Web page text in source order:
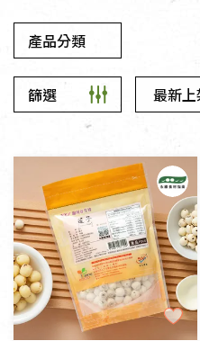
產品分類
篩選
純素
奶素
常溫 冷藏
一般網購